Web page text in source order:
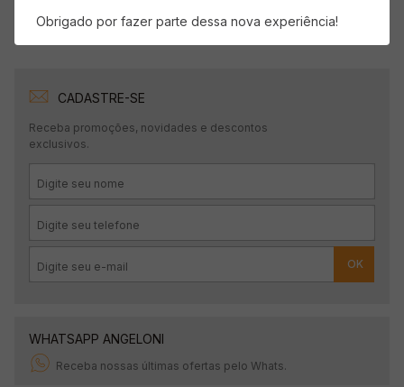
CADASTRE-SE
Receba promoções, novidades e descontos
exclusivos.
OK
WHATSAPP ANGELONI
Receba nossas últimas ofertas pelo Whats.
Obrigado por fazer parte dessa nova experiência!